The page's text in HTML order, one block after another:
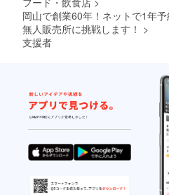
岡山で創業60年！ネットで1年
無人販売所に挑戦します！ >
支援者